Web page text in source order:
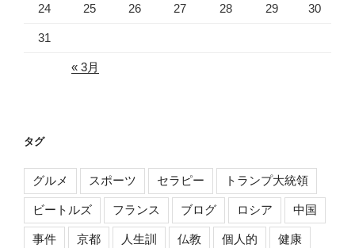
24 25 26 27 28 29 30
31
« 3月
タグ
グルメ スポーツ セラピー トランプ大統領
ビートルズ フランス ブログ ロシア 中国
事件 京都 人生訓 仏教 個人的 健康